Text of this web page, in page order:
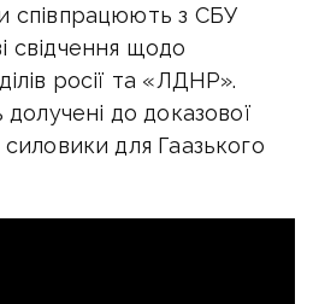
співпрацюють з СБУ
свідчення щодо
росії та «ЛДНР».
долучені до доказової
для Гаазького